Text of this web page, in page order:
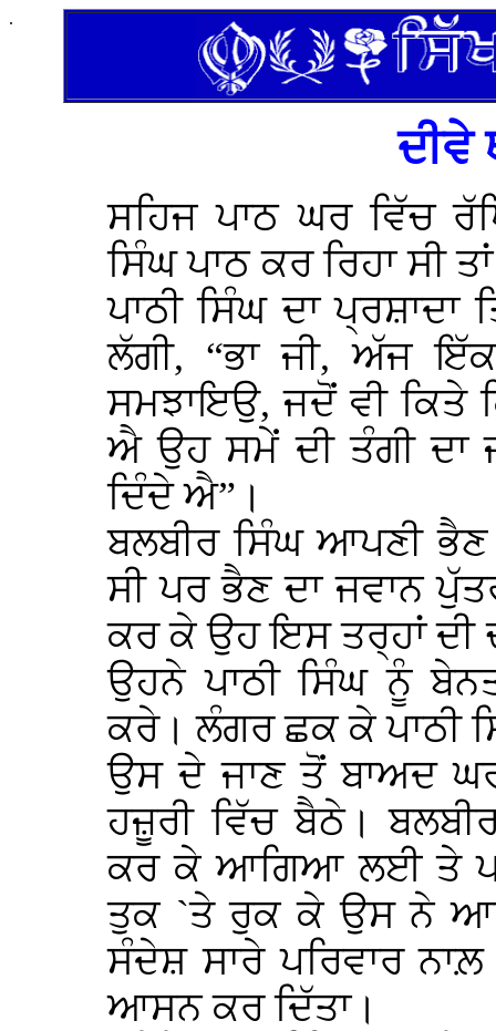
.
ਦੀਵੇ
ਸਹਿਜ ਪਾਠ ਘਰ ਵਿੱਚ
ਸਿੰਘ ਪਾਠ ਕਰ ਰਿਹਾ ਸੀ
ਪਾਠੀ ਸਿੰਘ ਦਾ
ਲੱਗੀ, “ਭਾ ਜੀ, ਅੱਜ
ਸਮਝਾਇਉ, ਜਦੋਂ ਵੀ ਕਿਤੇ
ਐ ਉਹ ਸਮੇਂ ਦੀ ਤੰਗੀ ਦਾ
ਦਿੰਦੇ ਐ”।
ਬਲਬੀਰ ਸਿੰਘ ਆਪਣੀ
ਸੀ ਪਰ ਭੈਣ ਦਾ ਜਵਾਨ
ਕਰ ਕੇ ਉਹ ਇਸ ਤਰ੍ਹਾਂ ਦੀ
ਉਹਨੇ ਪਾਠੀ ਸਿੰਘ ਨੂੰ
ਕਰੇ। ਲੰਗਰ ਛਕ ਕੇ ਪਾਠੀ
ਉਸ ਦੇ ਜਾਣ ਤੋਂ ਬਾਅਦ
ਹਜ਼ੂਰੀ ਵਿੱਚ ਬੈਠੇ।
ਕਰ ਕੇ ਆਗਿਆ ਲਈ ਤੇ
ਤੁਕ `ਤੇ ਰੁਕ ਕੇ ਉਸ ਨੇ
ਸੰਦੇਸ਼ ਸਾਰੇ ਪਰਿਵਾਰ
ਆਸਨ ਕਰ ਦਿੱਤਾ।